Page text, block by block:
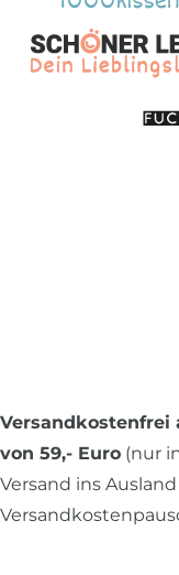
von 59,- Euro (nur
Versand ins